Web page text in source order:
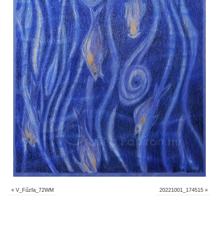
« V_Fűzfa_72WM 20221001_174515 »